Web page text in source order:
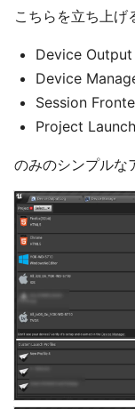
こちらを立ち上げ
Device
Device
Session
Project
のみのシンプルな